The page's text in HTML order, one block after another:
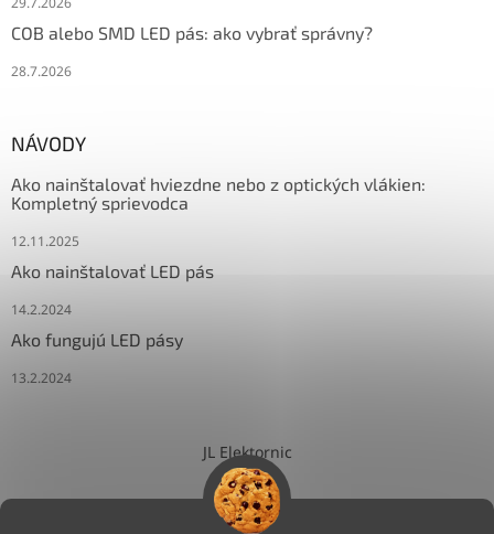
COB alebo SMD LED pás: ako vybrať správny?
28.7.2026
NÁVODY
Ako nainštalovať hviezdne nebo z optických vlákien:
Kompletný sprievodca
12.11.2025
Ako nainštalovať LED pás
14.2.2024
Ako fungujú LED pásy
13.2.2024
JL Elektornic